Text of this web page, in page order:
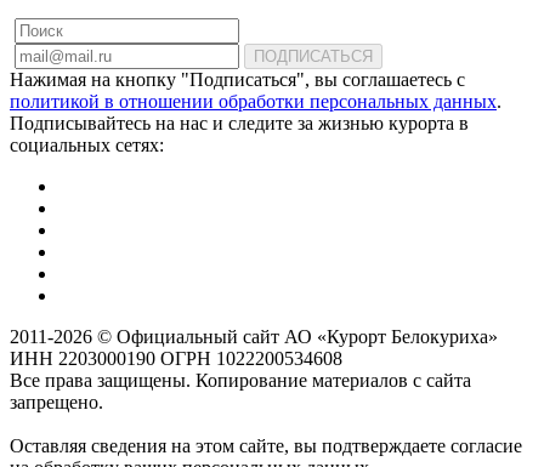
ПОДПИСАТЬСЯ
Нажимая на кнопку "Подписаться", вы соглашаетесь с
политикой в отношении обработки персональных данных.
Подписывайтесь на нас и следите за жизнью курорта в
социальных сетях:
2011-2026 © Официальный сайт АО «Курорт Белокуриха»
ИНН 2203000190 ОГРН 1022200534608
Все права защищены. Копирование материалов с сайта
запрещено.
Оставляя сведения на этом сайте, вы подтверждаете согласие